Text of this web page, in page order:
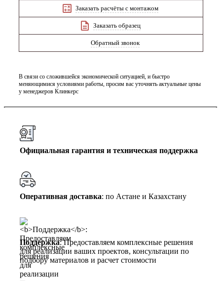
Заказать расчёты с монтажом
Заказать образец
Обратный звонок
В связи со сложившейся экономической ситуацией, и быстро
меняющимися условиями работы, просим вас уточнять актуальные цены
у менеджеров Клинкерс
Официальная гарантия и техническая поддержка
Оперативная доставка: по Астане и Казахстану
Поддержка: Предоставляем комплексные решения
для реализации ваших проектов, консультации по
подбору материалов и расчет стоимости